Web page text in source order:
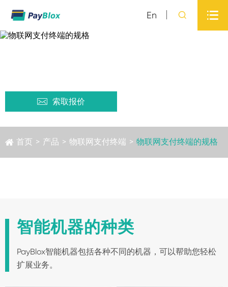
En  
首页 > 产品 > 物联网支付终端 > 物联网支付终端的规格
 索取报价
智能机器的种类
PayBlox智能机器包括各种不同的机器，可以帮助您轻松
扩展业务。